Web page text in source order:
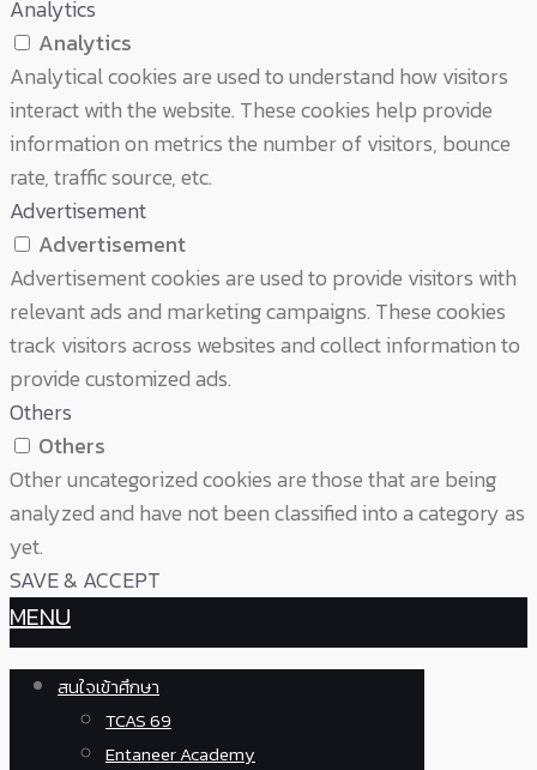
Analytics
Analytics
Analytical cookies are used to understand how visitors
interact with the website. These cookies help provide
information on metrics the number of visitors, bounce
rate, traffic source, etc.
Advertisement
Advertisement
Advertisement cookies are used to provide visitors with
relevant ads and marketing campaigns. These cookies
track visitors across websites and collect information to
provide customized ads.
Others
Others
Other uncategorized cookies are those that are being
analyzed and have not been classified into a category as
yet.
SAVE & ACCEPT
MENU
สนใจเข้าศึกษา
TCAS 69
Entaneer Academy